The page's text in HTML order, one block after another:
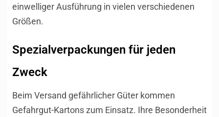
einwelliger Ausführung in vielen verschiedenen
Größen.
Spezialverpackungen für jeden
Zweck
Beim Versand gefährlicher Güter kommen
Gefahrgut-Kartons zum Einsatz. Ihre Besonderheit